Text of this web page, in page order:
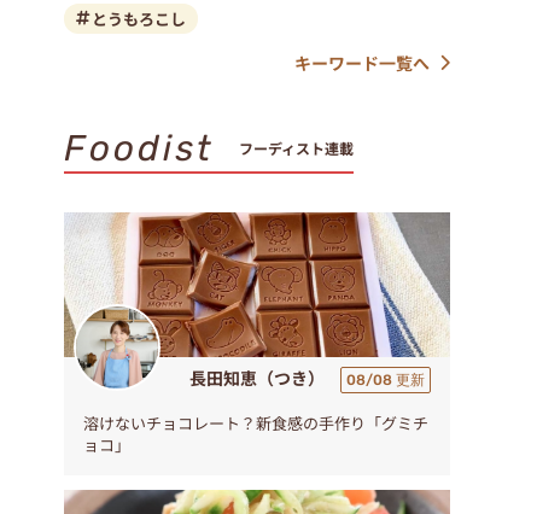
とうもろこし
キーワード一覧へ
Foodist フーディスト連載
長田知恵（つき） 08/08 更新
溶けないチョコレート？新食感の手作り「グミチ
ョコ」